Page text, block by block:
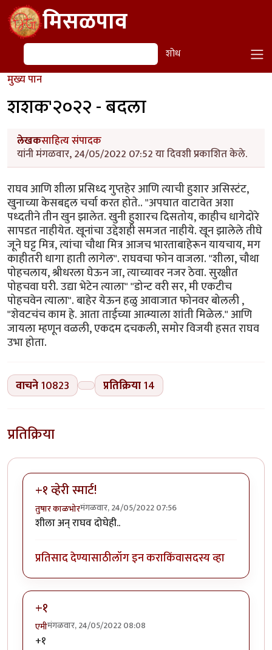
Skip to main contentमिसळपाव
शोध शोध
मुख्य पान
शशक'२०२२ - बदला
लेखकसाहित्य संपादक
यांनी मंगळवार, 24/05/2022 07:52 या दिवशी प्रकाशित केले.
राघव आणि शीला प्रसिध्द गुप्तहेर आणि त्याची हुशार असिस्टंट,
खुनाच्या केसबद्दल चर्चा करत होते.. "अपघात वाटावेत अशा
पध्दतीने तीन खुन झालेत. खुनी हुशारच दिसतोय, काहीच धागेदोरे
सापडत नाहीयेत. खूनांचा उद्देशही समजत नाहीये. खून झालेले तीघे
जूने घट्ट मित्र, त्यांचा चौथा मित्र आजच भारताबाहेरून यायचाय, मग
काहीतरी धागा हाती लागेल". राघवचा फोन वाजला. "शीला, चौथा
पोहचलाय, श्रीधरला घेऊन जा, त्याच्यावर नजर ठेवा. सुरक्षीत
पोहचवा घरी. उद्या भेटेन त्याला" "डोन्ट वरी सर, मी एकटीच
पोहचवेन त्याला". बाहेर येऊन हळु आवाजात फोनवर बोलली ,
"शेवटचंच काम हे. आता ताईच्या आत्म्याला शांती मिळेल." आणि
जायला म्हणून वळली, एकदम दचकली, समोर विजयी हसत राघव
उभा होता.
वाचने10823 प्रतिक्रिया14
प्रतिक्रिया
+१ व्हेरी स्मार्ट!
तुषार काळभोरमंगळवार, 24/05/2022 07:56
शीला अन् राघव दोघेही..
प्रतिसाद देण्यासाठीलॉग इन कराकिंवासदस्य व्हा
+१
एमीमंगळवार, 24/05/2022 08:08
+१